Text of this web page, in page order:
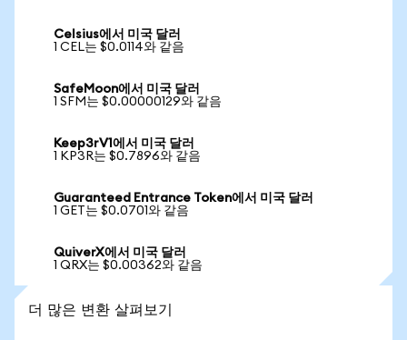
Celsius에서 미국 달러
1 CEL는 $0.0114와 같음
SafeMoon에서 미국 달러
1 SFM는 $0.00000129와 같음
Keep3rV1에서 미국 달러
1 KP3R는 $0.7896와 같음
Guaranteed Entrance Token에서 미국 달러
1 GET는 $0.0701와 같음
QuiverX에서 미국 달러
1 QRX는 $0.00362와 같음
더 많은 변환 살펴보기